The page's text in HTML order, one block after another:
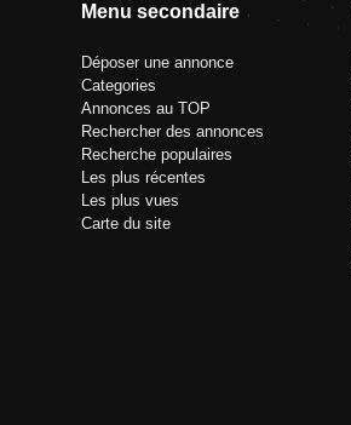
Menu secondaire
Déposer une annonce
Categories
Annonces au TOP
Rechercher des annonces
Recherche populaires
Les plus récentes
Les plus vues
Carte du site